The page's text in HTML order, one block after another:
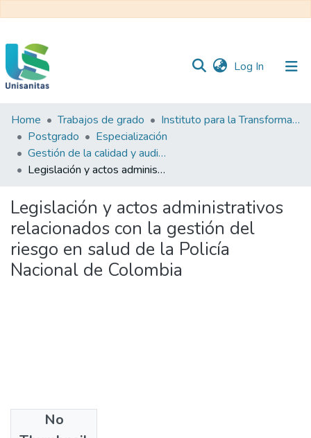
Log In (current)
Inicio
Web
Unisanitas
Web
Biblioteca
Home Trabajos de grado
Instituto para la Transformación y el Desarrollo Sanitario - ITDS
Postgrado
Especialización
Gestión de la calidad y auditoría en salud
Legislación y actos administrativos relacionados con la gestión del riesgo en salud de la Policía Nacional de Colombia
Legislación y actos administrativos
relacionados con la gestión del
riesgo en salud de la Policía
Nacional de Colombia
No